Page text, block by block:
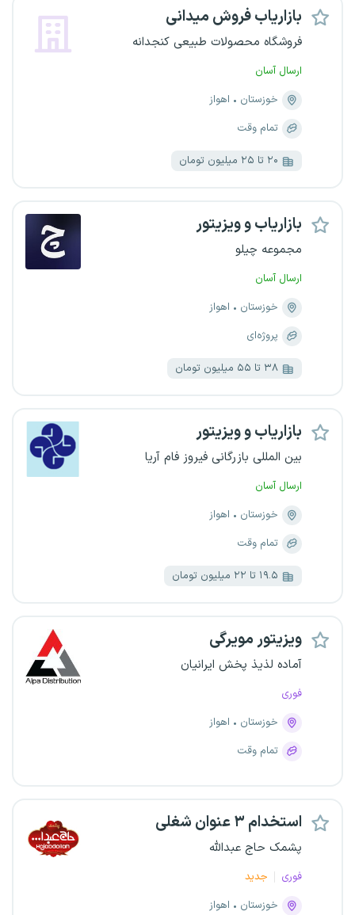
بازاریاب فروش میدانی
فروشگاه محصولات طبیعی کنجدانه
ارسال آسان
خوزستان
اهواز
تمام وقت
۲۰ تا ۲۵ میلیون تومان
بازاریاب و ویزیتور
مجموعه چیلو
ارسال آسان
خوزستان
اهواز
پروژه‌ای
۳۸ تا ۵۵ میلیون تومان
بازاریاب و ویزیتور
بین المللی بازرگانی فیروز فام آریا
ارسال آسان
خوزستان
اهواز
تمام وقت
۱۹.۵ تا ۲۲ میلیون تومان
ویزیتور مویرگی
آماده لذیذ پخش ایرانیان
فوری
خوزستان
اهواز
تمام وقت
استخدام ۳ عنوان شغلی
پشمک حاج عبدالله
فوری
جدید
خوزستان
اهواز